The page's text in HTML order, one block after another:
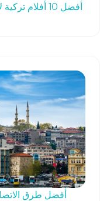
أفضل 10 أفلام تركية لا تفوّت مشاهدتها قبل زيارتك لإسطنبول
أفضل طرق